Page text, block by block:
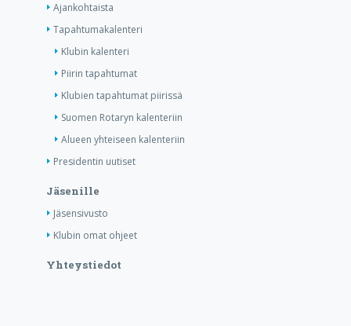
Ajankohtaista
Tapahtumakalenteri
Klubin kalenteri
Piirin tapahtumat
Klubien tapahtumat piirissä
Suomen Rotaryn kalenteriin
Alueen yhteiseen kalenteriin
Presidentin uutiset
Jäsenille
Jäsensivusto
Klubin omat ohjeet
Yhteystiedot